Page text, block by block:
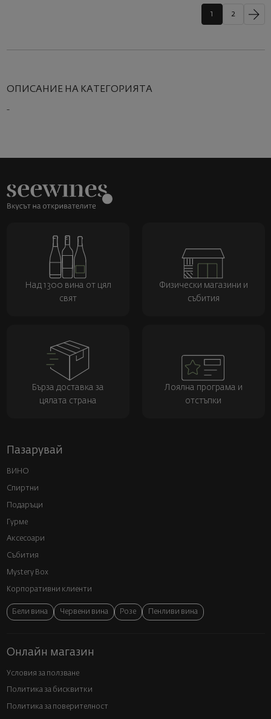
1 2
ОПИСАНИЕ НА КАТЕГОРИЯТА
-
Над 1300 вина от цял
свят
Физически магазини и
събития
Бърза доставка за
цялата страна
Лоялна програма и
отстъпки
Пазарувай
ВИНО
Спиртни
Подаръци
Гурме
Аксесоари
Събития
Mystery Box
Корпоративни клиенти
Бели вина Червени вина Розе Пенливи вина
Онлайн магазин
Условия за ползване
Политика за бисквитки
Политика за поверителност